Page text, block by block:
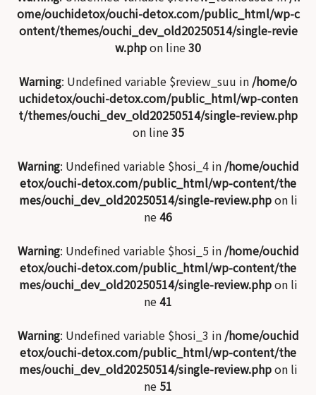
ome/ouchidetox/ouchi-detox.com/public_html/wp-c
ontent/themes/ouchi_dev_old20250514/single-revie
w.phpon line30
Warning: Undefined variable $review_suu in /home/o
uchidetox/ouchi-detox.com/public_html/wp-conten
t/themes/ouchi_dev_old20250514/single-review.php
on line35
Warning: Undefined variable $hosi_4 in /home/ouchid
etox/ouchi-detox.com/public_html/wp-content/the
mes/ouchi_dev_old20250514/single-review.phpon li
ne46
Warning: Undefined variable $hosi_5 in /home/ouchid
etox/ouchi-detox.com/public_html/wp-content/the
mes/ouchi_dev_old20250514/single-review.phpon li
ne41
Warning: Undefined variable $hosi_3 in /home/ouchid
etox/ouchi-detox.com/public_html/wp-content/the
mes/ouchi_dev_old20250514/single-review.phpon li
ne 51